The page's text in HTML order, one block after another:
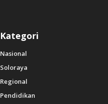
Kategori
Nasional
Soloraya
Regional
Pendidikan